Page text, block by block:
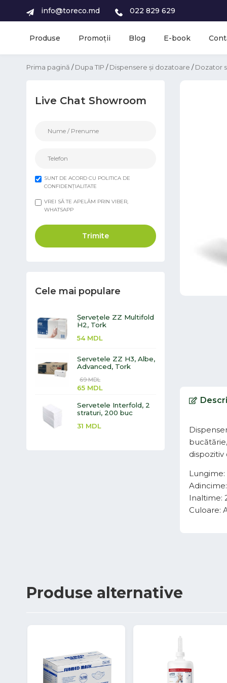
info@toreco.md 022 829 629
Produse Promoții Blog E-book
Prima pagină /Dupa TIP /Dispensere și dozatoare /Dozator
Live Chat Showroom
SUNT DE ACORD CU POLITICA DE
CONFIDENȚIALITATE
VREI SĂ TE APELĂM PRIN VIBER,
WHATSAPP
Trimite
Cele mai populare
Șervețele ZZ Multifold
H2, Tork
54 MDL
Servetele ZZ H3, Albe,
Advanced, Tork
69MDL
65 MDL
Servetele Interfold, 2
straturi, 200 buc
31 MDL
dispozitiv
Inaltime:
Culoare:
Produse alternative